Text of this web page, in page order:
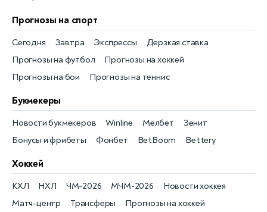
Прогнозы на спорт
Прогнозы на футбол
Сегодня
Прогнозы на хоккей
Завтра
Прогнозы на бои
Экспрессы
Прогнозы на теннис
Дерзкая ставка
Букмекеры
Бонусы и фрибеты
Новости букмекеров
Фонбет
Winline
BetBoom
Мелбет
Bettery
Зенит
Хоккей
Новости хоккея
КХЛ
Матч-центр
НХЛ
Трансферы
ЧМ-2026
Прогнозы на хоккей
МЧМ-2026